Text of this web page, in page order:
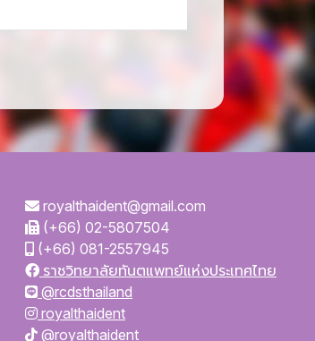
royalthaident@gmail.com
(+66) 02-5807504
(+66) 081-2557945
ราชวิทยาลัยทันตแพทย์แห่งประเทศไทย
@rcdsthailand
royalthaident
@royalthaident